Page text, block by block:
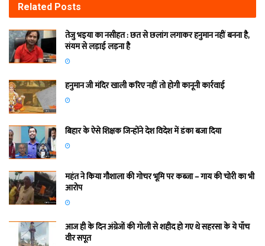
Related Posts
तेजु भइया का नसीहत : छत से छलांग लगाकर हनुमान नहीं बनना है,
संयम से लड़ाई लड़ना है
हनुमान जी मंदिर खाली करिए नहीं तो होगी कानूनी कार्रवाई
बिहार के ऐसे शिक्षक जिन्होंने देश विदेश में डंका बजा दिया
महंत ने किया गौशाला की गोचर भूमि पर कब्जा – गाय की चोरी का भी
आरोप
आज ही के दिन अंग्रेजों की गोली से शहीद हो गए थे सहरसा के ये पाँच
वीर सपूत